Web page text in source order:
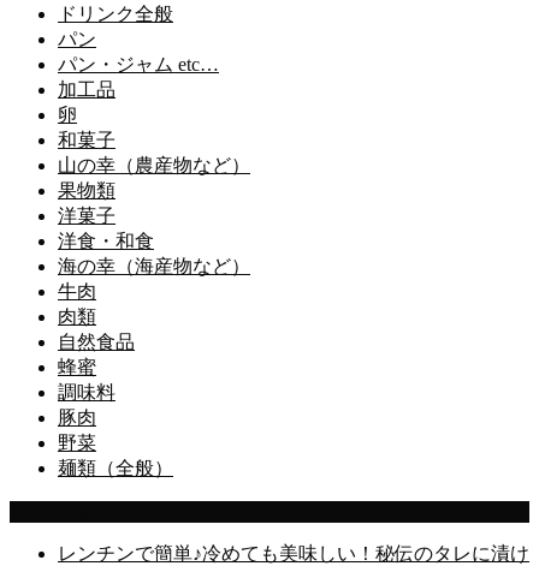
ドリンク全般
パン
パン・ジャム etc…
加工品
卵
和菓子
山の幸（農産物など）
果物類
洋菓子
洋食・和食
海の幸（海産物など）
牛肉
肉類
自然食品
蜂蜜
調味料
豚肉
野菜
麺類（全般）
レンチンで簡単♪冷めても美味しい！秘伝のタレに漬け